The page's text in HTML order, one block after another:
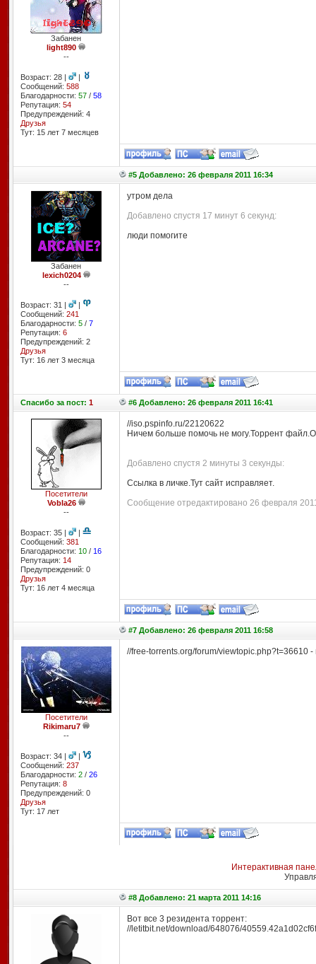
Забанен
light890
--
Возраст: 28 |
|
Сообщений: 588
Благодарности: 57/ 58
Репутация: 54
Предупреждений: 4
Друзья
Тут: 15 лет 7 месяцев
#5 Добавлено: 26 февраля 2011 16:34
Забанен
lexich0204
--
Возраст: 31 |
|
Сообщений: 241
Благодарности: 5/ 7
Репутация: 6
Предупреждений: 2
Друзья
Тут: 16 лет 3 месяцa
утром дела
Добавлено спустя 17 минут 6 секунд:
люди помогите
Спасибоза пост: 1 #6 Добавлено: 26 февраля 2011 16:41
Посетители
Vobla26
--
Возраст: 35 |
|
Сообщений: 381
Благодарности: 10/ 16
Репутация: 14
Предупреждений: 0
Друзья
Тут: 16 лет 4 месяцa
//iso.pspinfo.ru/22120622
Ничем больше помочь не могу.Торрент
Добавлено спустя 2 минуты 3 секунды:
Ссылка в личке.Тут сайт исправляет.
Сообщение отредактировано 26 февраля
#7 Добавлено: 26 февраля 2011 16:58
Посетители
Rikimaru7
--
Возраст: 34 |
|
Сообщений: 237
Благодарности: 2/ 26
Репутация: 8
Предупреждений: 0
Друзья
Тут: 17 лет
//free-torrents.org/forum/viewtopic.php?t=36610
Интерактивная
#8 Добавлено: 21 марта 2011 14:16
Вот все 3 резидента торрент:
//letitbit.net/download/648076/